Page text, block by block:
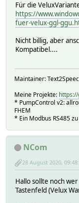
Für die
https://
fuer-velux-ggl-
Nicht billig, aber
Kompatibel....
Maintainer:
Meine Projekte:
* PumpControl v2:
FHEM
* Ein Modbus RS485
NCom
28 August 2020,
Hallo sollte noch
Tastenfeld (Velux